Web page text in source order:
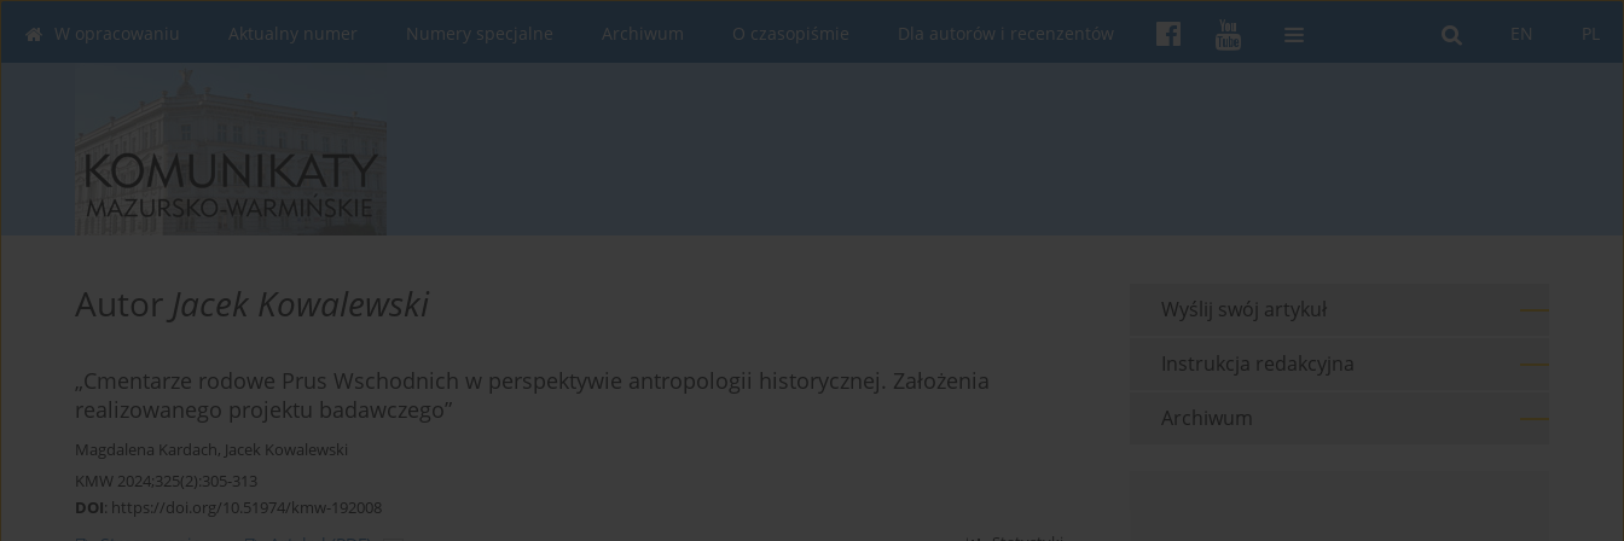
PL
EN
W opracowaniu Aktualny numer Numery specjalne Archiwum O czasopiśmie Dla autorów i recenzentów
Autor Jacek Kowalewski
„Cmentarze rodowe Prus Wschodnich w perspektywie antropologii historycznej. Założenia
realizowanego projektu badawczego”
Magdalena Kardach, Jacek Kowalewski
KMW 2024;325(2):305-313
DOI: https://doi.org/10.51974/kmw-192008
Wyślij swój artykuł
Instrukcja redakcyjna
Archiwum